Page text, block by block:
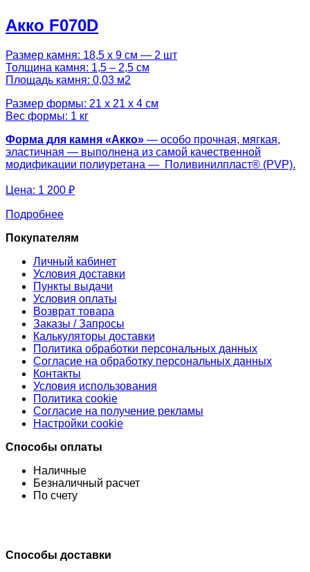
Акко F070D
Размер камня: 18,5 х 9 см — 2 шт
Толщина камня: 1,5 – 2,5 см
Площадь камня: 0,03 м2
Размер формы: 21 х 21 х 4 см
Вес формы: 1 кг
Форма для камня «Акко» — особо прочная, мягкая,
эластичная — выполнена из самой качественной
модификации полиуретана — Поливинилпласт® (PVP).
Цена: 1 200 ₽
Подробнее
Покупателям
Личный кабинет
Условия доставки
Пункты выдачи
Условия оплаты
Возврат товара
Заказы / Запросы
Калькуляторы доставки
Политика обработки персональных данных
Согласие на обработку персональных данных
Контакты
Условия использования
Политика cookie
Согласие на получение рекламы
Настройки cookie
Способы оплаты
Наличные
Безналичный расчет
По счету
Способы доставки